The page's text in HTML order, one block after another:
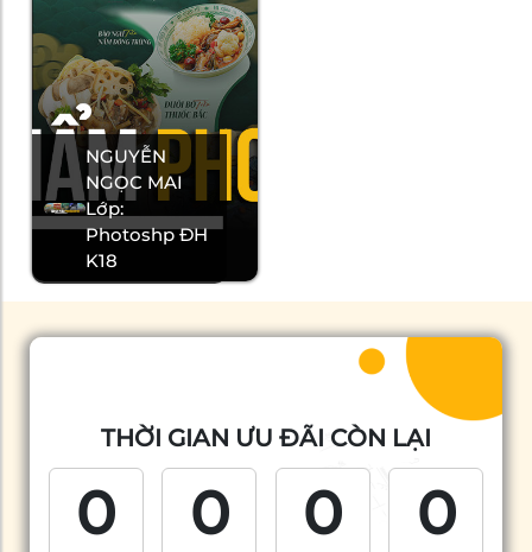
NGUYỄN
NGỌC MAI
Lớp:
Photoshp ĐH
K18
THỜI GIAN ƯU ĐÃI CÒN LẠI
0 0 0 0